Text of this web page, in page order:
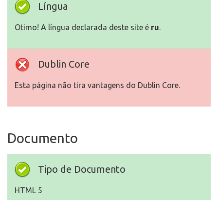
Língua
Otimo! A língua declarada deste site é ru.
Dublin Core
Esta página não tira vantagens do Dublin Core.
Documento
Tipo de Documento
HTML 5